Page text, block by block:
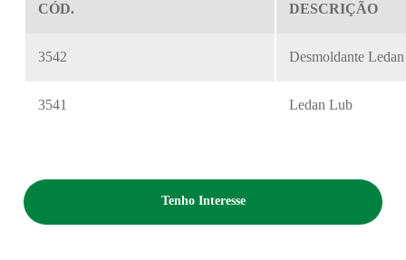
CÓD. DESCRIÇÃO
3542 Desmoldante Ledan
3541 Ledan Lub
Tenho Interesse